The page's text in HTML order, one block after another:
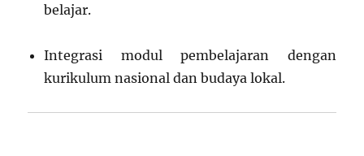
belajar.
Integrasi modul pembelajaran dengan
kurikulum nasional dan budaya lokal.